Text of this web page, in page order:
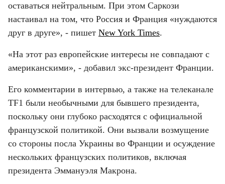
оставаться нейтральным. При этом Саркози
настаивал на том, что Россия и Франция «нуждаются
друг в друге», - пишет New York Times.
«На этот раз европейские интересы не совпадают с
американскими», - добавил экс-президент Франции.
Его комментарии в интервью, а также на телеканале
TF1 были необычными для бывшего президента,
поскольку они глубоко расходятся с официальной
французской политикой. Они вызвали возмущение
со стороны посла Украины во Франции и осуждение
нескольких французских политиков, включая
президента Эммануэля Макрона.